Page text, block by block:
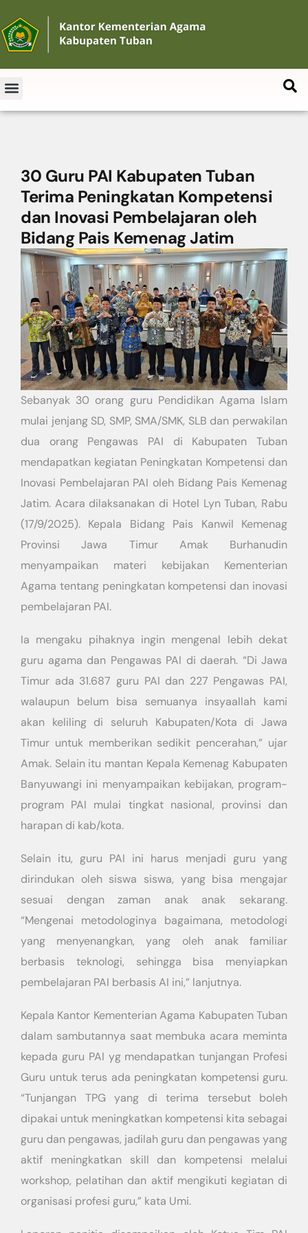
30 Guru PAI Kabupaten Tuban
Terima Peningkatan Kompetensi
dan Inovasi Pembelajaran oleh
Bidang Pais Kemenag Jatim
Sebanyak 30 orang guru Pendidikan Agama Islam
mulai jenjang SD, SMP, SMA/SMK, SLB dan perwakilan
dua orang Pengawas PAI di Kabupaten Tuban
mendapatkan kegiatan Peningkatan Kompetensi dan
Inovasi Pembelajaran PAI oleh Bidang Pais Kemenag
Jatim. Acara dilaksanakan di Hotel Lyn Tuban, Rabu
(17/9/2025). Kepala Bidang Pais Kanwil Kemenag
Provinsi Jawa Timur Amak Burhanudin
menyampaikan materi kebijakan Kementerian
Agama tentang peningkatan kompetensi dan inovasi
pembelajaran PAI.
Ia mengaku pihaknya ingin mengenal lebih dekat
guru agama dan Pengawas PAI di daerah. “Di Jawa
Timur ada 31.687 guru PAI dan 227 Pengawas PAI,
walaupun belum bisa semuanya insyaallah kami
akan keliling di seluruh Kabupaten/Kota di Jawa
Timur untuk memberikan sedikit pencerahan,” ujar
Amak. Selain itu mantan Kepala Kemenag Kabupaten
Banyuwangi ini menyampaikan kebijakan, program-
program PAI mulai tingkat nasional, provinsi dan
harapan di kab/kota.
Selain itu, guru PAI ini harus menjadi guru yang
dirindukan oleh siswa siswa, yang bisa mengajar
sesuai dengan zaman anak anak sekarang.
“Mengenai metodologinya bagaimana, metodologi
yang menyenangkan, yang oleh anak familiar
berbasis teknologi, sehingga bisa menyiapkan
pembelajaran PAI berbasis AI ini,” lanjutnya.
Kepala Kantor Kementerian Agama Kabupaten Tuban
dalam sambutannya saat membuka acara meminta
kepada guru PAI yg mendapatkan tunjangan Profesi
Guru untuk terus ada peningkatan kompetensi guru.
“Tunjangan TPG yang di terima tersebut boleh
dipakai untuk meningkatkan kompetensi kita sebagai
guru dan pengawas, jadilah guru dan pengawas yang
aktif meningkatkan skill dan kompetensi melalui
workshop, pelatihan dan aktif mengikuti kegiatan di
organisasi profesi guru,” kata Umi.